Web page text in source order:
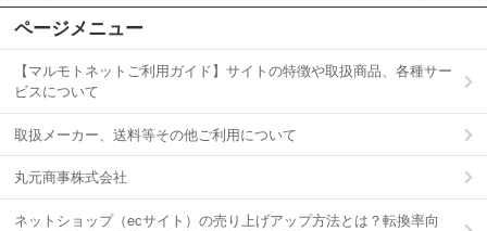
ページメニュー
【マルモトネットご利用ガイド】サイトの特徴や取扱商品、各種サー
ビスについて
取扱メーカー、送料等その他ご利用について
丸元商事株式会社
ネットショップ（ecサイト）の売り上げアップ方法とは？転換率向